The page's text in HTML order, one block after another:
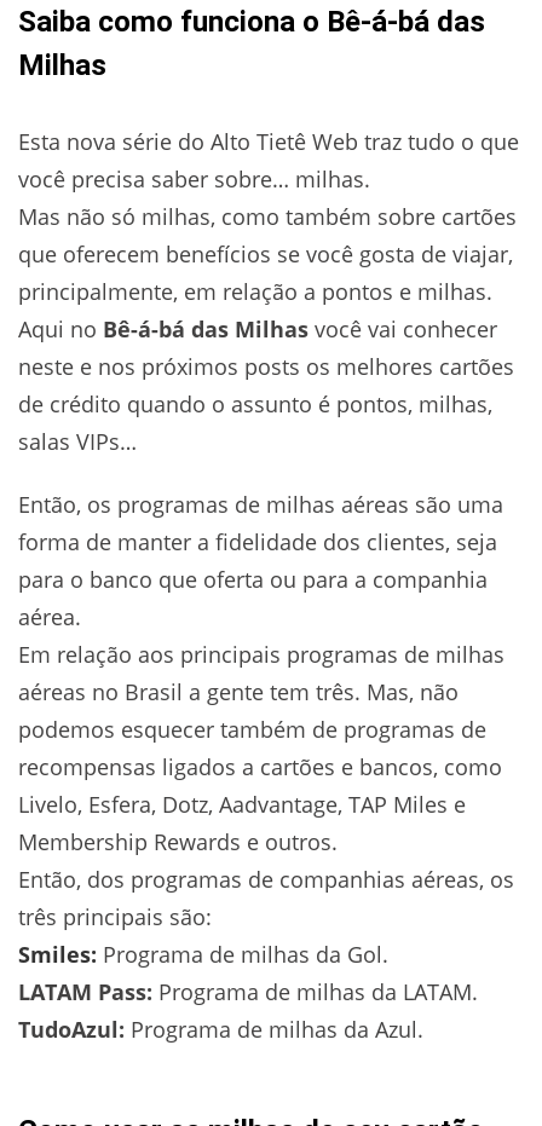
Saiba como funciona o Bê-á-bá das
Milhas
Esta nova série do Alto Tietê Web traz tudo o que
você precisa saber sobre… milhas.
Mas não só milhas, como também sobre cartões
que oferecem benefícios se você gosta de viajar,
principalmente, em relação a pontos e milhas.
Aqui no Bê-á-bá das Milhas você vai conhecer
neste e nos próximos posts os melhores cartões
de crédito quando o assunto é pontos, milhas,
salas VIPs…
Então, os programas de milhas aéreas são uma
forma de manter a fidelidade dos clientes, seja
para o banco que oferta ou para a companhia
aérea.
Em relação aos principais programas de milhas
aéreas no Brasil a gente tem três. Mas, não
podemos esquecer também de programas de
recompensas ligados a cartões e bancos, como
Livelo, Esfera, Dotz, Aadvantage, TAP Miles e
Membership Rewards e outros.
Então, dos programas de companhias aéreas, os
três principais são:
Smiles: Programa de milhas da Gol.
LATAM Pass: Programa de milhas da LATAM.
TudoAzul: Programa de milhas da Azul.